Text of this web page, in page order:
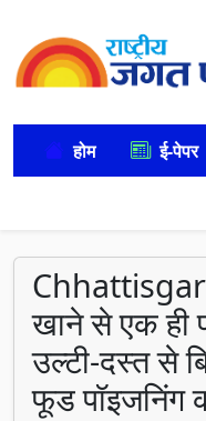
होम ई-पेपर
खाने से एक ही
उल्टी-दस्त से
फूड पॉइजनिंग